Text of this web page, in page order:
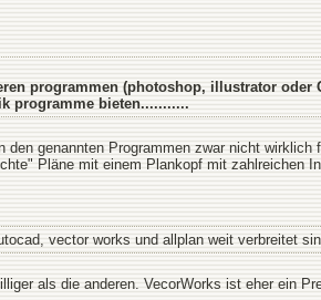
programmen (photoshop, illustrator
programme bieten...........
genannten Programmen zwar nicht
Pläne mit einem Plankopf mit zahlreichen
vector works und allplan weit verbreitet
als die anderen. VecorWorks ist eher ein